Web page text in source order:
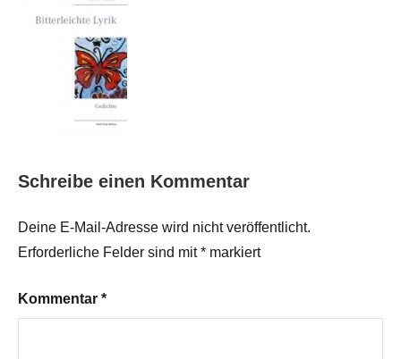
Schreibe einen Kommentar
Deine E-Mail-Adresse wird nicht veröffentlicht.
Erforderliche Felder sind mit* markiert
Kommentar *